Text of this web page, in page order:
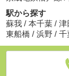
駅から探す
蘇我 / 本千葉 / 津
東船橋 / 浜野 / 千